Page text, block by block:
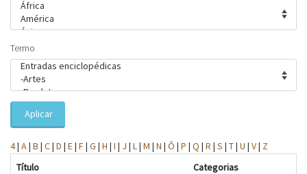
Termo
Aplicar
4| A| B | C| D | E| F| G | H | I | J | L| M | N | Ô | P | Q | R | S | T| U | V| Z
Título
Categorias